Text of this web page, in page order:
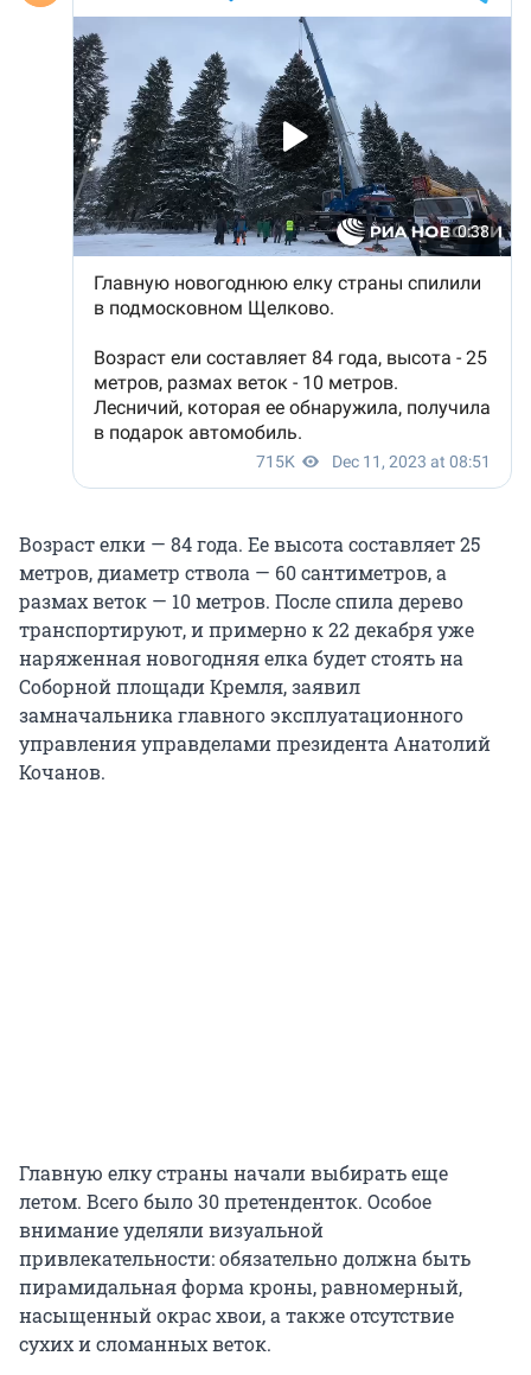
Возраст елки — 84 года. Ее высота составляет 25
метров, диаметр ствола — 60 сантиметров, а
размах веток — 10 метров. После спила дерево
транспортируют, и примерно к 22 декабря уже
наряженная новогодняя елка будет стоять на
Соборной площади Кремля, заявил
замначальника главного эксплуатационного
управления управделами президента Анатолий
Кочанов.
Главную елку страны начали выбирать еще
летом. Всего было 30 претенденток. Особое
внимание уделяли визуальной
привлекательности: обязательно должна быть
пирамидальная форма кроны, равномерный,
насыщенный окрас хвои, а также отсутствие
сухих и сломанных веток.